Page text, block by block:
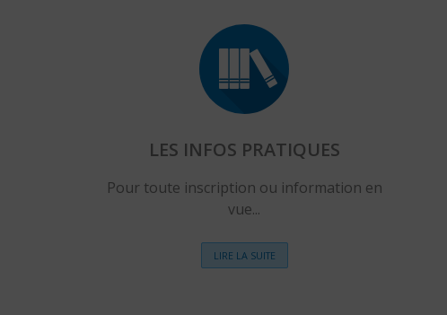
LES INFOS PRATIQUES
Pour toute inscription ou information en
vue...
LIRE LA SUITE